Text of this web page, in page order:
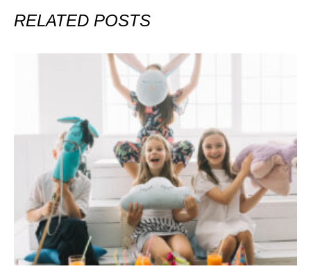
RELATED POSTS